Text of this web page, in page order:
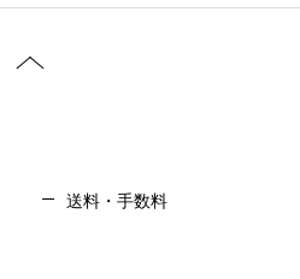
送料・手数料